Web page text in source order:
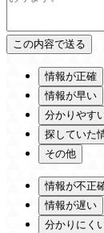
情報が正確
情報が早い
分かりやす
探していた
その他
情報が不正
情報が遅い
分かりにく